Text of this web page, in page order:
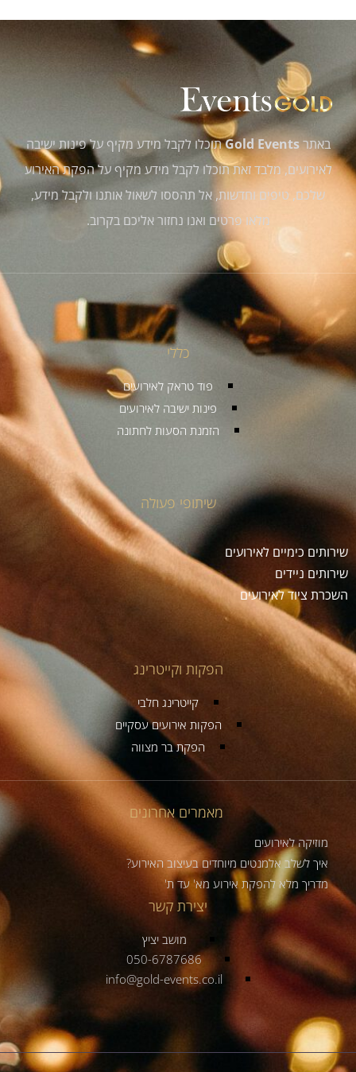
באתרGold Eventsתוכלו לקבל מידע מקיף על פינות ישיבה
לאירועים, מלבד זאת תוכלו לקבל מידע מקיף על הפקת האירוע
שלכם, טיפים וחדשות, אל תהססו לשאול אותנו ולקבל מידע,
מלאו פרטים ואנו נחזור אליכם בקרוב.
כללי
פוד טראק לאירועים
פינות ישיבה לאירועים
הזמנת הסעות לחתונה
שיתופי פעולה
שירותים כימיים לאירועים
שירותים ניידים
השכרת ציוד לאירועים
הפקות וקייטרינג
קייטרינג חלבי
הפקות אירועים עסקיים
הפקת בר מצווה
מאמרים אחרונים
מוזיקה לאירועים
איך לשלב אלמנטים מיוחדים בעיצוב האירוע?
מדריך מלא להפקת אירוע מא' עד ת'
יצירת קשר
מושב יציץ
050-6787686
info@gold-events.co.il